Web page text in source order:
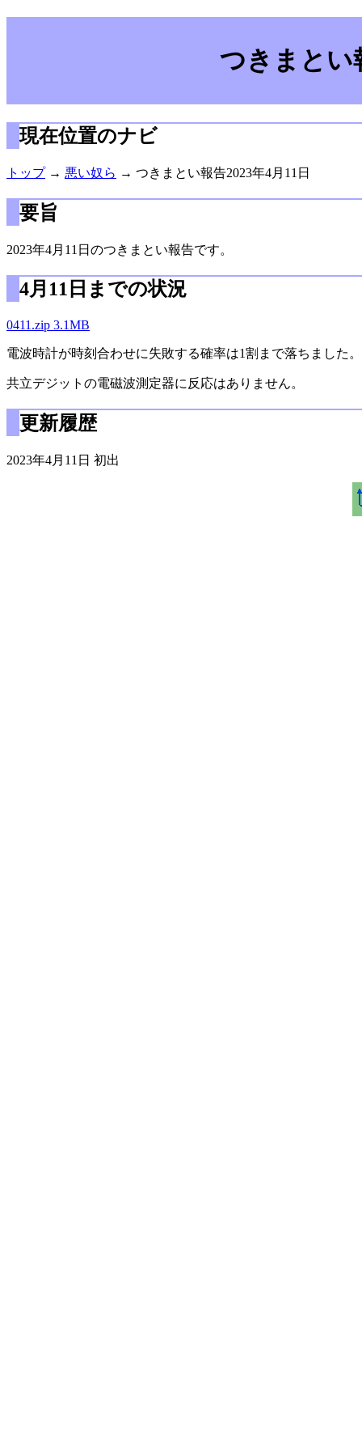
つきまとい
現在位置のナビ
トップ→ 悪い奴ら → つきまとい報告2023年4月11日
要旨
2023年4月11日のつきまとい報告です。
4月11日までの状況
0411.zip 3.1MB
電波時計が時刻合わせに失敗する確率は1割まで落ちました
共立デジットの電磁波測定器に反応はありません。
更新履歴
2023年4月11日 初出